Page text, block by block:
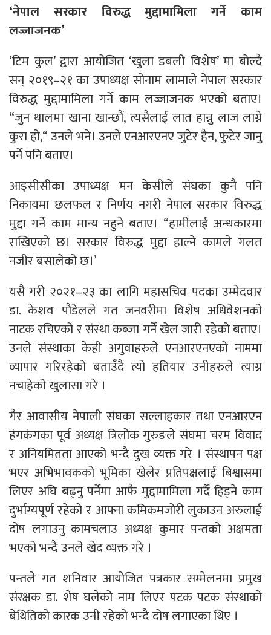
‘नेपाल सरकार विरुद्ध मुद्दामामिला गर्ने काम
लज्जाजनक’
‘टिम कुल’ द्वारा आयोजित ‘खुला डबली विशेष’ मा बोल्दै
सन् २०१९–२१ का उपाध्यक्ष सोनाम लामाले नेपाल सरकार
विरुद्ध मुद्दामामिला गर्ने काम लज्जाजनक भएको बताए।
“जुन थालमा खाना खान्छौं, त्यसैलाई लात हान्नु लाज लाग्ने
कुरा हो,“ उनले भने। उनले एनआरएनए जुटेर हैन, फुटेर जानु
पर्ने पनि बताए।
आइसीसीका उपाध्यक्ष मन केसीले संघका कुनै पनि
निकायमा छलफल र निर्णय नगरी नेपाल सरकार विरुद्ध
मुद्दा गर्ने काम मान्य नहुने बताए। “हामीलाई अन्धकारमा
राखिएको छ। सरकार विरुद्ध मुद्दा हाल्ने कामले गलत
नजीर बसालेको छ।’
यसै गरी २०२१–२३ का लागि महासचिव पदका उम्मेदवार
डा. केशव पौडेलले गत जनवरीमा विशेष अधिवेशनको
नाटक रचिएको र संस्था कब्जा गर्ने खेल जारी रहेको बताए।
उनले संस्थाका केही अगुवाहरुले एनआरएनएको नाममा
व्यापार गरिरहेको बताउँदै त्यो हतियार उनीहरुले त्याग्न
नचाहेको खुलासा गरे ।
गैर आवासीय नेपाली संघका सल्लाहकार तथा एनआरएन
हंगकंगका पूर्व अध्यक्ष त्रिलोक गुरुङले संघमा चरम विवाद
र अनियमितता आएको भन्दै दुख व्यक्त गरे । संस्थापन पक्ष
भएर अभिभावकको भूमिका खेलेर प्रतिपक्षलाई बिश्वासमा
लिएर अघि बढ्नु पर्नेमा आफै मुद्दामामिला गर्दै हिड्ने काम
दुर्भाग्यपूर्ण रहेको र आफ्ना कमिकमजोरी लुकाउन अरुलाई
दोष लगाउनु कामचलाउ अध्यक्ष कुमार पन्तको अक्षमता
भएको भन्दै उनले खेद व्यक्त गरे ।
पन्तले गत शनिवार आयोजित पत्रकार सम्मेलनमा प्रमुख
संरक्षक डा. शेष घलेको नाम लिएर पटक पटक संस्थाको
बेथितिको कारक उनी रहेको भन्दै दोष लगाएका थिए ।